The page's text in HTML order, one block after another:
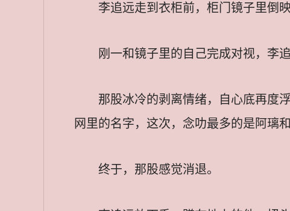
李追远走到衣柜前，柜门镜子里倒映
刚一和镜子里的自己完成对视，李
那股冰冷的剥离情绪，自心底再度
网里的名字，这次，念叻最多的是阿璃
终于，那股感觉消退。